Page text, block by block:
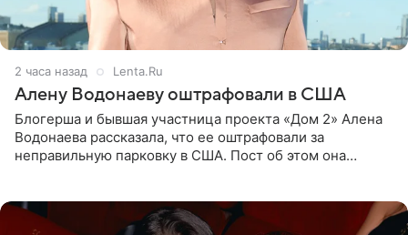
2 часа назад Lenta.Ru
Алену Водонаеву оштрафовали в США
Блогерша и бывшая участница проекта «Дом 2» Алена
Водонаева рассказала, что ее оштрафовали за
неправильную парковку в США. Пост об этом она